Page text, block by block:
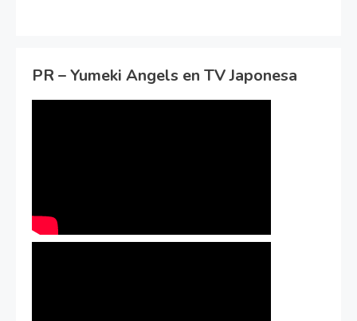
PR – Yumeki Angels en TV Japonesa